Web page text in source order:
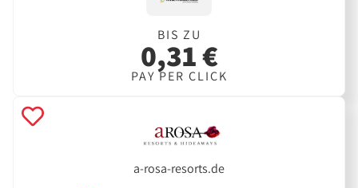
BIS ZU
0,31 €
PAY PER CLICK
a-rosa-resorts.de